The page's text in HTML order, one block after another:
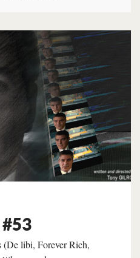
#53
(De libi, Forever Rich,